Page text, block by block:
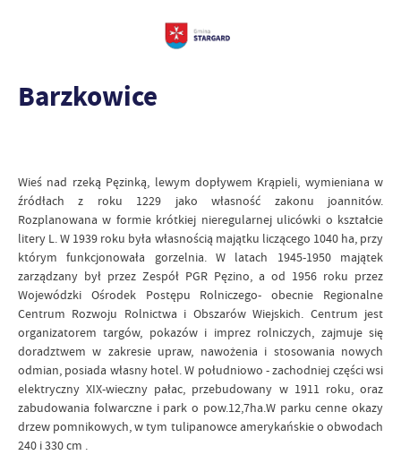
Barzkowice
Wieś nad rzeką Pęzinką, lewym dopływem Krąpieli, wymieniana w
źródłach z roku 1229 jako własność zakonu joannitów.
Rozplanowana w formie krótkiej nieregularnej ulicówki o kształcie
litery L. W 1939 roku była własnością majątku liczącego 1040 ha, przy
którym funkcjonowała gorzelnia. W latach 1945-1950 majątek
zarządzany był przez Zespół PGR Pęzino, a od 1956 roku przez
Wojewódzki Ośrodek Postępu Rolniczego- obecnie Regionalne
Centrum Rozwoju Rolnictwa i Obszarów Wiejskich. Centrum jest
organizatorem targów, pokazów i imprez rolniczych, zajmuje się
doradztwem w zakresie upraw, nawożenia i stosowania nowych
odmian, posiada własny hotel. W południowo - zachodniej części wsi
elektryczny XIX-wieczny pałac, przebudowany w 1911 roku, oraz
zabudowania folwarczne i park o pow.12,7ha.W parku cenne okazy
drzew pomnikowych, w tym tulipanowce amerykańskie o obwodach
240 i 330 cm .